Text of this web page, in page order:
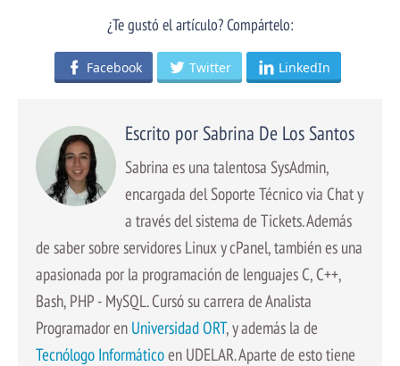
¿Te gustó el artículo? Compártelo:
Facebook Twitter LinkedIn
Escrito por Sabrina De Los Santos
Sabrina es una talentosa SysAdmin,
encargada del Soporte Técnico via Chat y
a través del sistema de Tickets. Además
de saber sobre servidores Linux y cPanel, también es una
apasionada por la programación de lenguajes C, C++,
Bash, PHP - MySQL. Cursó su carrera de Analista
Programador en Universidad ORT, y además la de
Tecnólogo Informáticoen UDELAR. Aparte de esto tiene